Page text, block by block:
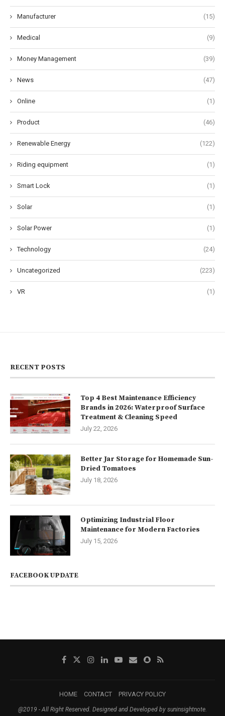
Manufacturer (15)
Medical (9)
Money Management (39)
News (47)
Online (1)
Product (46)
Renewable Energy (122)
Riding equipment (1)
Smart Lock (1)
Solar (1)
Solar Power (1)
Technology (24)
Uncategorized (223)
VR (1)
RECENT POSTS
Top 4 Best Maintenance Efficiency
Brands in 2026: Waterproof Surface
Treatment & Cleaning Speed
July 22, 2026
Better Jar Storage for Homemade Sun-
Dried Tomatoes
July 18, 2026
Optimizing Industrial Floor
Maintenance for Modern Factories
July 15, 2026
FACEBOOK UPDATE
HOME CONTACT PRIVACY POLICY
@2019 - All Right Reserved. Designed and Developed by suninsightnote.